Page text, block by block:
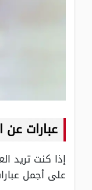
عبارات عن
إذا كنت تريد
على أجمل